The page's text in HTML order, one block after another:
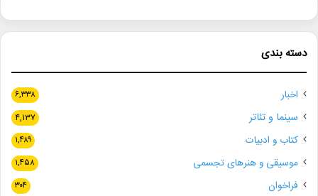
دسته بندی
اخبار ۶,۳۳۸
سینما و تئاتر ۴,۱۳۷
کتاب و ادبیات ۱,۴۸۹
موسیقی و هنرهای تجسمی ۱,۴۵۸
فراخوان ۳۰۴